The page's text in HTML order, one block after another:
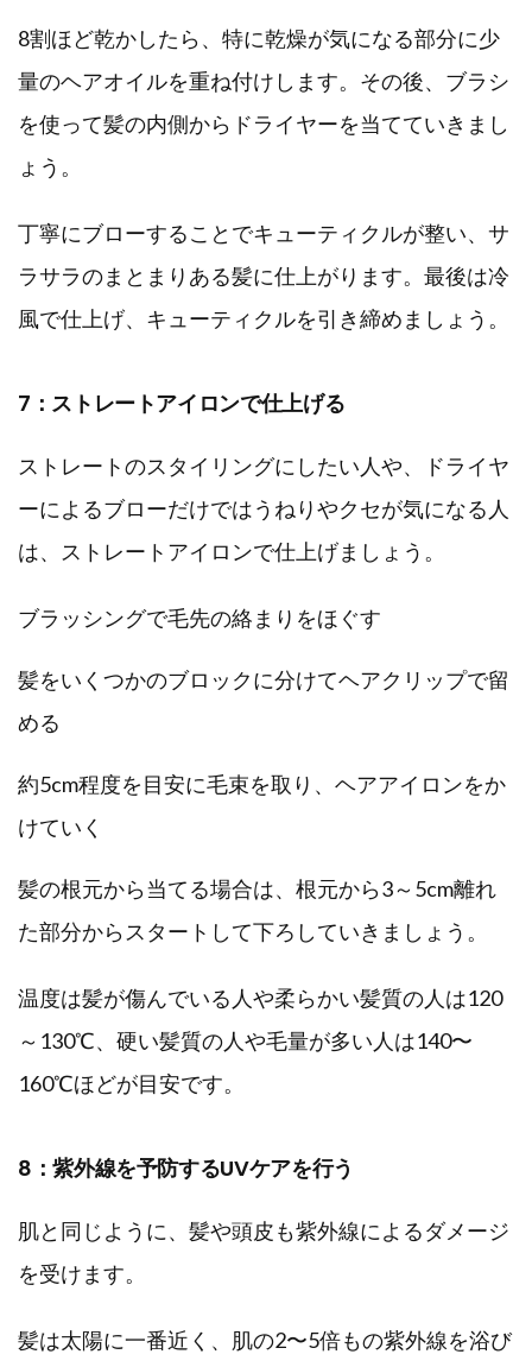
8割ほど乾かしたら、特に乾燥が気になる部分に少
量のヘアオイルを重ね付けします。その後、ブラシ
を使って髪の内側からドライヤーを当てていきまし
ょう。
丁寧にブローすることでキューティクルが整い、サ
ラサラのまとまりある髪に仕上がります。最後は冷
風で仕上げ、キューティクルを引き締めましょう。
7：ストレートアイロンで仕上げる
ストレートのスタイリングにしたい人や、ドライヤ
ーによるブローだけではうねりやクセが気になる人
は、ストレートアイロンで仕上げましょう。
ブラッシングで毛先の絡まりをほぐす
髪をいくつかのブロックに分けてヘアクリップで留
める
約5cm程度を目安に毛束を取り、ヘアアイロンをか
けていく
髪の根元から当てる場合は、根元から3～5cm離れ
た部分からスタートして下ろしていきましょう。
温度は髪が傷んでいる人や柔らかい髪質の人は120
～130℃、硬い髪質の人や毛量が多い人は140〜
160℃ほどが目安です。
8：紫外線を予防するUVケアを行う
肌と同じように、髪や頭皮も紫外線によるダメージ
を受けます。
髪は太陽に一番近く、肌の2〜5倍もの紫外線を浴び